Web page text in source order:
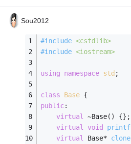
Sou2012
#include <cstdlib>
#include <iostream>
using namespace std ;
class Base {
public:
virtual
~Base() {};
virtual
void printf
virtual
Base* clone